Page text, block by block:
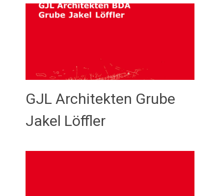
GJL Architekten Grube
Jakel Löffler